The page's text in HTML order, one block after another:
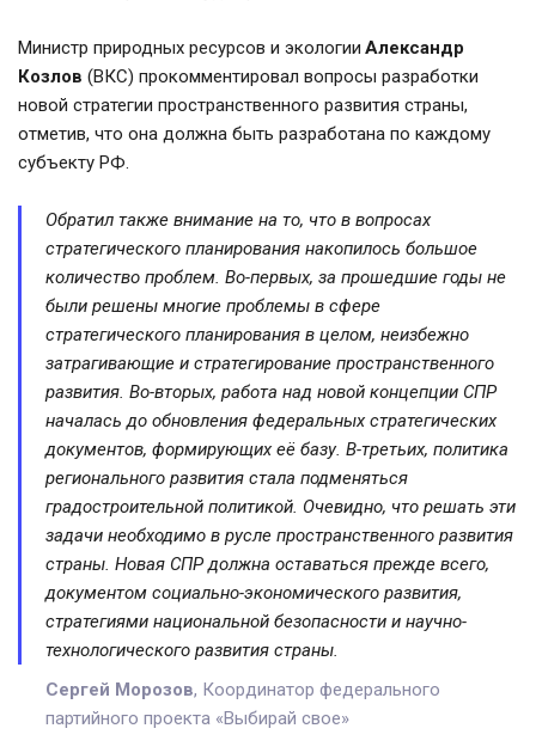
Министр природных ресурсов и экологии Александр
Козлов (ВКС) прокомментировал вопросы разработки
новой стратегии пространственного развития страны,
отметив, что она должна быть разработана по каждому
субъекту РФ.
Обратил также внимание на то, что в вопросах
стратегического планирования накопилось большое
количество проблем. Во-первых, за прошедшие годы не
были решены многие проблемы в сфере
стратегического планирования в целом, неизбежно
затрагивающие и стратегирование пространственного
развития. Во-вторых, работа над новой концепции СПР
началась до обновления федеральных стратегических
документов, формирующих её базу. В-третьих, политика
регионального развития стала подменяться
градостроительной политикой. Очевидно, что решать эти
задачи необходимо в русле пространственного развития
страны. Новая СПР должна оставаться прежде всего,
документом социально-экономического развития,
стратегиями национальной безопасности и научно-
технологического развития страны.
Сергей Морозов, Координатор федерального
партийного проекта «Выбирай свое»